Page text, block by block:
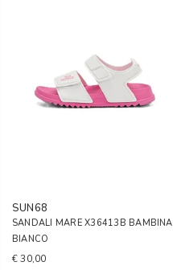
SUN68
SANDALI MARE X36413B BAMBINA
BIANCO
€ 30,00